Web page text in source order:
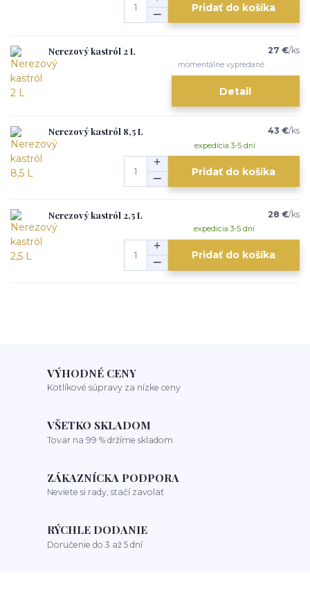
Pridať do košíka
Nerezový kastról 2 L 27 €/ks
momentálne vypredané
Detail
Nerezový kastról 8,5 L 43 €/ks
expedícia 3-5 dní
Pridať do košíka
Nerezový kastról 2,5 L 28 €/ks
expedícia 3-5 dní
Pridať do košíka
VÝHODNÉ CENY
Kotlíkové súpravy za nízke ceny
VŠETKO SKLADOM
Tovar na 99 % držíme skladom
ZÁKAZNÍCKA PODPORA
Neviete si rady, stačí zavolať
RÝCHLE DODANIE
Doručenie do 3 až 5 dní